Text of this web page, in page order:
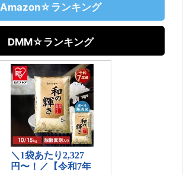
Amazon☆ランキング
DMM☆ランキング